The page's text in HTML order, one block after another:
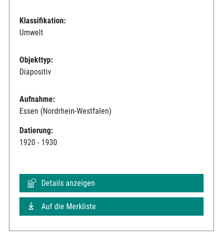
Klassifikation:
Umwelt
Objekttyp:
Diapositiv
Aufnahme:
Essen (Nordrhein-Westfalen)
Datierung:
1920 - 1930
Details anzeigen
Auf die Merkliste